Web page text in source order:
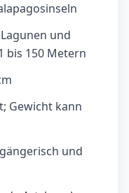
und
bis 150 Metern
Gewicht kann
und